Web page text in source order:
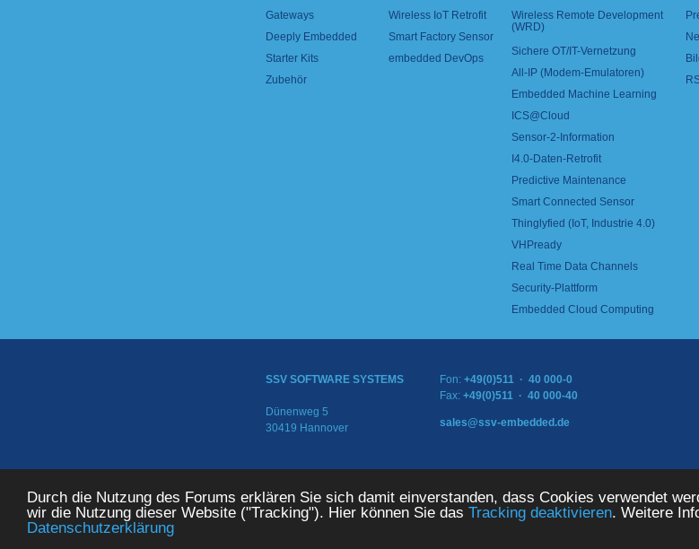
Durch die Nutzung des Forums erklären Sie sich damit einverstanden, dass Cookies verwendet
wir die Nutzung dieser Website ("Tracking"). Hier können Sie das Tracking deaktivieren. Weitere
Datenschutzerklärung
Gateways
Deeply Embedded
Starter Kits
Zubehör
Wireless IoT Retrofit
Smart Factory Sensor
embedded DevOps
Wireless Remote Development
(WRD)
Sichere OT/IT-Vernetzung
All-IP (Modem-Emulatoren)
Embedded Machine Learning
ICS@Cloud
Sensor-2-Information
I4.0-Daten-Retrofit
Predictive Maintenance
Smart Connected Sensor
Thinglyfied (IoT, Industrie 4.0)
VHPready
Real Time Data Channels
Security-Plattform
Embedded Cloud Computing
SSV SOFTWARE SYSTEMS
Dünenweg 5
30419 Hannover
Fon: +49(0)511 · 40 000-0
Fax: +49(0)511 · 40 000-40
sales@ssv-embedded.de